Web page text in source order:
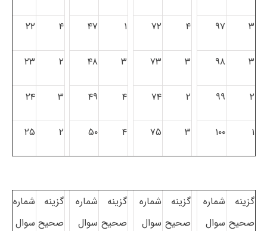
۳ ۹۷ ۴ ۷۲ ۱ ۴۷ ۴ ۲۲
۳ ۹۸ ۳ ۷۳ ۳ ۴۸ ۲ ۲۳
۲ ۹۹ ۲ ۷۴ ۴ ۴۹ ۳ ۲۴
۱ ۱۰۰ ۳ ۷۵ ۴ ۵۰ ۲ ۲۵
گزینه
صحیح
شماره
سوال
گزینه
صحیح
شماره
سوال
گزینه
صحیح
شماره
سوال
گزینه
صحیح
شماره
سوال